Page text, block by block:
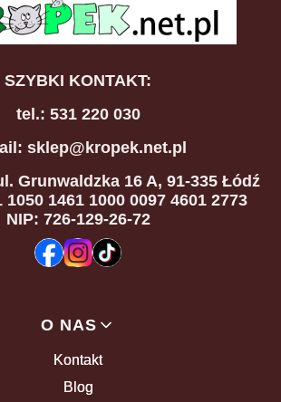
SZYBKI KONTAKT:
tel.: 531 220 030
sklep@kropek.net.pl
Grunwaldzka 16 A, 91-335 Łódź
1461 1000 0097 4601 2773
NIP: 726-129-26-72
O NAS
Kontakt
Blog